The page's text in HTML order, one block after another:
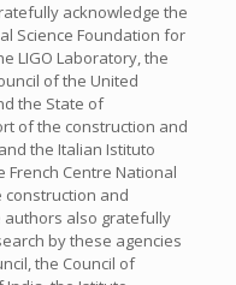
acknowledge the
Science Foundation for
LIGO Laboratory, the
of the United
the State of
of the construction and
the Italian Istituto
French Centre National
construction and
authors also gratefully
by these agencies
the Council of